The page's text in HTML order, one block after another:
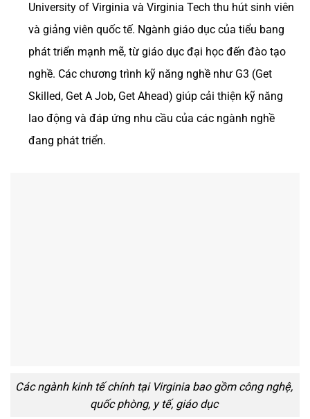
University of Virginia và Virginia Tech thu hút sinh viên
và giảng viên quốc tế. Ngành giáo dục của tiểu bang
phát triển mạnh mẽ, từ giáo dục đại học đến đào tạo
nghề. Các chương trình kỹ năng nghề như G3 (Get
Skilled, Get A Job, Get Ahead) giúp cải thiện kỹ năng
lao động và đáp ứng nhu cầu của các ngành nghề
đang phát triển​.
Các ngành kinh tế chính tại Virginia bao gồm công nghệ,
quốc phòng, y tế, giáo dục